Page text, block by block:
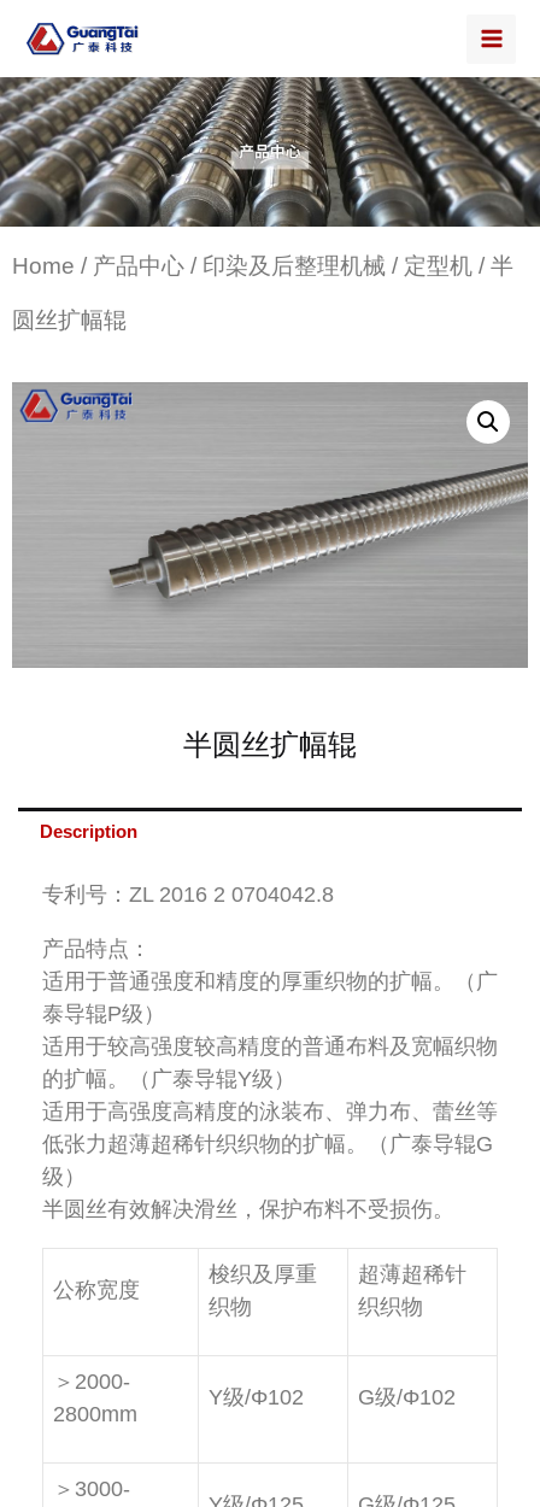
Home / 产品中心 / 印染及后整理机械 / 定型机 / 半
圆丝扩幅辊
半圆丝扩幅辊
Description
专利号：ZL 2016 2 0704042.8
产品特点：
适用于普通强度和精度的厚重织物的扩幅。（广
泰导辊P级）
适用于较高强度较高精度的普通布料及宽幅织物
的扩幅。（广泰导辊Y级）
适用于高强度高精度的泳装布、弹力布、蕾丝等
低张力超薄超稀针织织物的扩幅。（广泰导辊G
级）
半圆丝有效解决滑丝，保护布料不受损伤。
公称宽度
梭织及厚重
织物
超薄超稀针
织织物
＞2000-
2800mm
Y级/Φ102 G级/Φ102
＞3000-